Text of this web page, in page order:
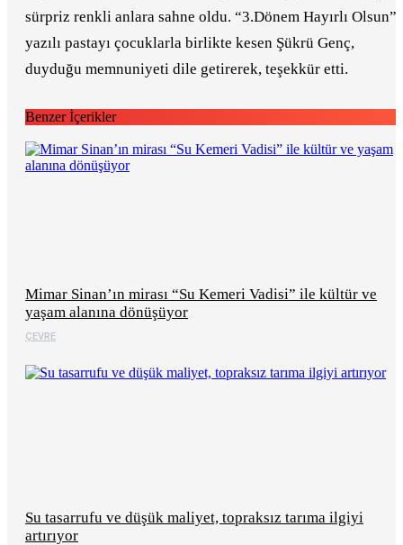
sürpriz renkli anlara sahne oldu. “3.Dönem Hayırlı Olsun”
yazılı pastayı çocuklarla birlikte kesen Şükrü Genç,
duyduğu memnuniyeti dile getirerek, teşekkür etti.
Benzer İçerikler
ÇEVRE
Mimar Sinan’ın mirası “Su Kemeri Vadisi” ile kültür ve
yaşam alanına dönüşüyor
Su tasarrufu ve düşük maliyet, topraksız tarıma ilgiyi
artırıyor